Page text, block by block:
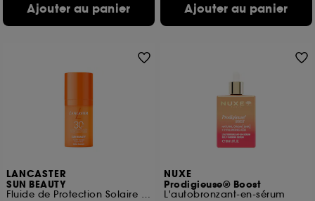
Ajouter au panier Ajouter au panier
LANCASTER
SUN BEAUTY
Fluide de Protection Solaire SPF 30
NUXE
Prodigieuse® Boost
L'autobronzant-en-sérum